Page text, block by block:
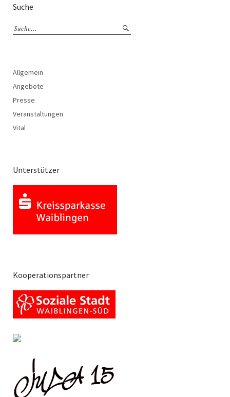
Suche
Allgemein
Angebote
Presse
Veranstaltungen
Vital
Unterstützer
Kooperationspartner